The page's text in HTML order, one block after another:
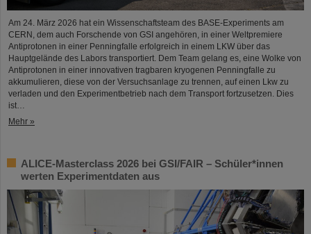
Am 24. März 2026 hat ein Wissenschaftsteam des BASE-Experiments am
CERN, dem auch Forschende von GSI angehören, in einer Weltpremiere
Antiprotonen in einer Penningfalle erfolgreich in einem LKW über das
Hauptgelände des Labors transportiert. Dem Team gelang es, eine Wolke von
Antiprotonen in einer innovativen tragbaren kryogenen Penningfalle zu
akkumulieren, diese von der Versuchsanlage zu trennen, auf einen Lkw zu
verladen und den Experimentbetrieb nach dem Transport fortzusetzen. Dies
ist…
Mehr »
ALICE-Masterclass 2026 bei GSI/FAIR – Schüler*innen
werten Experimentdaten aus